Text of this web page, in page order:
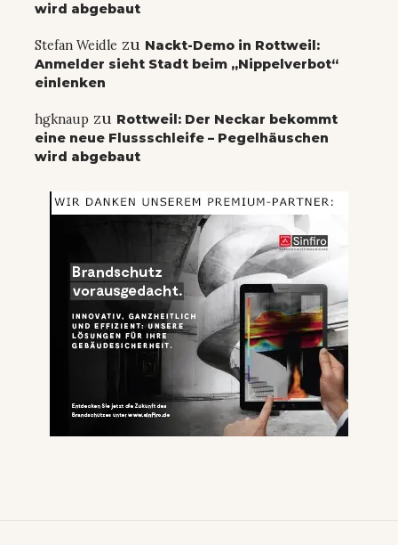
wird abgebaut
Stefan Weidle zu Nackt-Demo in Rottweil:
Anmelder sieht Stadt beim „Nippelverbot“
einlenken
hgknaup zu Rottweil: Der Neckar bekommt
eine neue Flussschleife – Pegelhäuschen
wird abgebaut